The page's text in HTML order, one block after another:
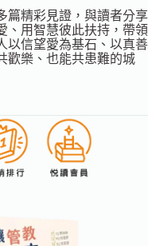
篇精彩見證，與讀者分享
、用智慧彼此扶持，帶領
以信望愛為基石、以真善
歡樂、也能共患難的城